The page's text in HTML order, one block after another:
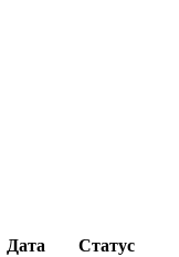
Дата
Статус